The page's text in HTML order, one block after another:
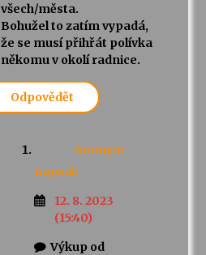
všech/města.
Bohužel to zatím vypadá,
že se musí přihřát polívka
někomu v okolí radnice.
Odpovědět
Anonym
napsal:
12. 8. 2023
(15:40)
Výkup od